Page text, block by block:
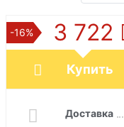
-16% 3 722
Купить
Доставка